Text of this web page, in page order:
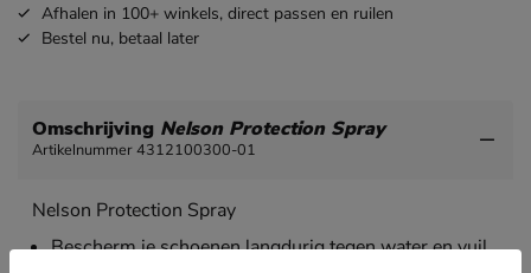
Afhalen in 100+ winkels, direct passen en ruilen
Bestel nu, betaal later
Omschrijving Nelson Protection Spray
Artikelnummer 4312100300-01
Nelson Protection Spray
Bescherm je schoenen langdurig tegen water en vuil